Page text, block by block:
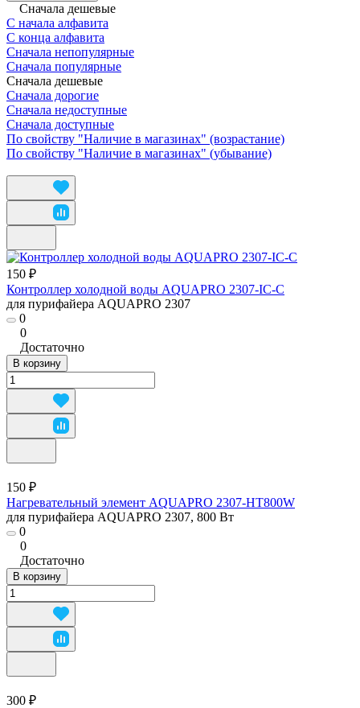
Сначала дешевые
С начала алфавита
С конца алфавита
Сначала непопулярные
Сначала популярные
Сначала дешевые
Сначала дорогие
Сначала недоступные
Сначала доступные
По свойству "Наличие в магазинах" (возрастание)
По свойству "Наличие в магазинах" (убывание)
150 ₽
Контроллер холодной воды AQUAPRO 2307-IC-C
для пурифайера AQUAPRO 2307
0
0
Достаточно
В корзину
150 ₽
Нагревательный элемент AQUAPRO 2307-HT800W
для пурифайера AQUAPRO 2307, 800 Вт
0
0
Достаточно
В корзину
300 ₽